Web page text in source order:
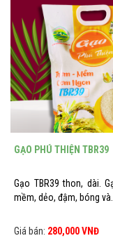
GẠO PHÚ THIỆN TBR39
Gạo TBR39 thon, dài. Gạo có mùi thơm nhẹ, cơm nấu từ gạo TBR39
mềm, dẻo, đậm, bóng và...
Giá bán: 280,000 VNĐ